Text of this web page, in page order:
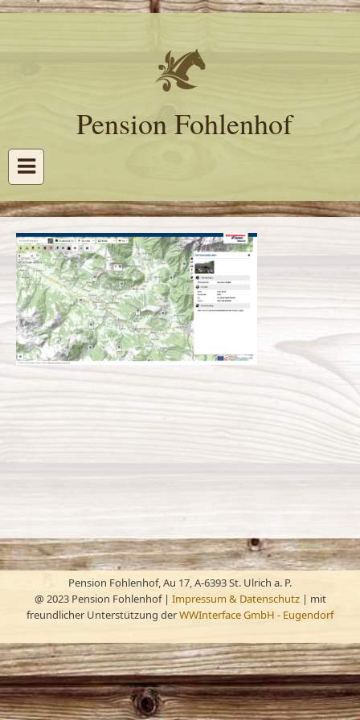
Pension Fohlenhof
Pension Fohlenhof, Au 17, A-6393 St. Ulrich a. P.
@ 2023 Pension Fohlenhof | Impressum & Datenschutz| mit
freundlicher Unterstützung derWWInterface GmbH - Eugendorf